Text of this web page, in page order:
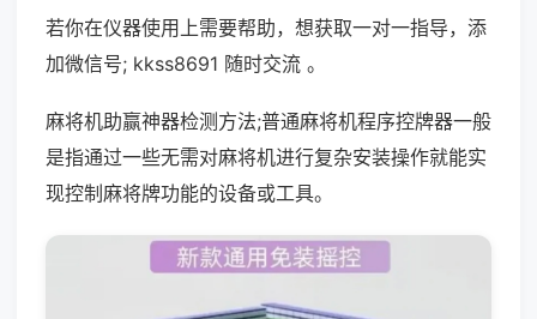
若你在仪器使用上需要帮助，想获取一对一指导，添
加微信号; kkss8691 随时交流 。
麻将机助赢神器检测方法;普通麻将机程序控牌器一般
是指通过一些无需对麻将机进行复杂安装操作就能实
现控制麻将牌功能的设备或工具。